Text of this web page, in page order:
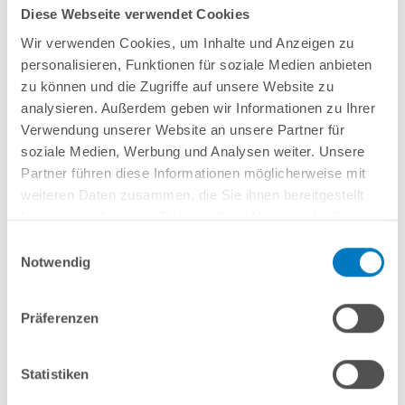
Diese Webseite verwendet Cookies
Wir verwenden Cookies, um Inhalte und Anzeigen zu
personalisieren, Funktionen für soziale Medien anbieten
zu können und die Zugriffe auf unsere Website zu
analysieren. Außerdem geben wir Informationen zu Ihrer
Verwendung unserer Website an unsere Partner für
soziale Medien, Werbung und Analysen weiter. Unsere
Partner führen diese Informationen möglicherweise mit
weiteren Daten zusammen, die Sie ihnen bereitgestellt
Notwendig
Präferenzen
Statistiken
Lieferung in ca. 3-6 Arbeitstagen
In den Warenkorb
Einzelbecken Rundpool PS SQ 3,50 x 1,25 m mit Alu-